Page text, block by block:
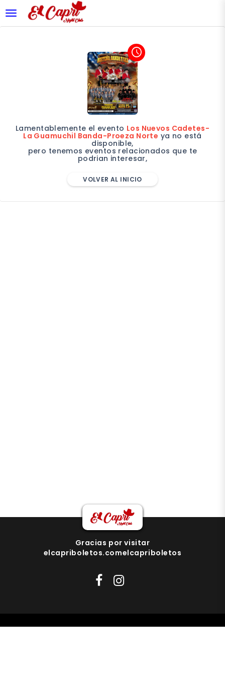
desplegar navegación
access_time
Lamentablemente el evento Los Nuevos Cadetes-
La Guamuchil Banda-Proeza Norte ya no está
disponible,
pero tenemos eventos relacionados que te
podrian interesar,
VOLVER AL INICIO
Gracias por visitar
elcapriboletos.comelcapriboletos